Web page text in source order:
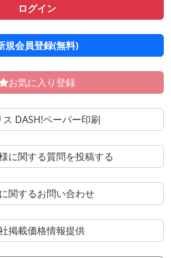
ログイン
規会員登録(無料)
お気に入り登録
ス DASH!ペーパー印刷
に関する質問を投稿する
関するお問い合わせ
掲載価格情報提供